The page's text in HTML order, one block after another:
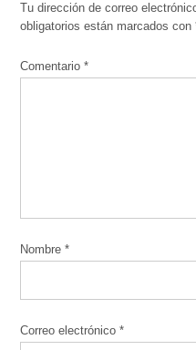
Tu dirección de correo
obligatorios están marcados con
Comentario*
Nombre*
Correo electrónico*